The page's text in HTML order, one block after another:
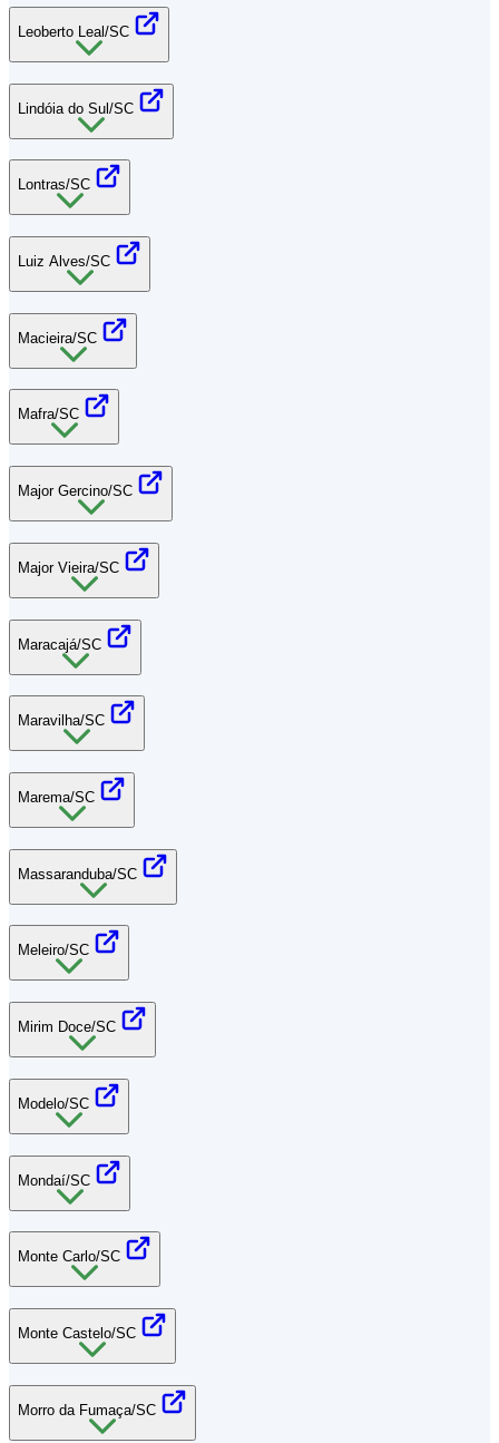
Leoberto Leal/SC
Lindóia do Sul/SC
Lontras/SC
Luiz Alves/SC
Macieira/SC
Mafra/SC
Major Gercino/SC
Major Vieira/SC
Maracajá/SC
Maravilha/SC
Marema/SC
Massaranduba/SC
Meleiro/SC
Mirim Doce/SC
Modelo/SC
Mondaí/SC
Monte Carlo/SC
Monte Castelo/SC
Morro da Fumaça/SC